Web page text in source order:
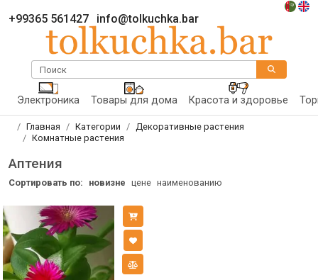
+99365 561427 info@tolkuchka.bar
Поиск
Электроника Товары для дома Красота и здоровье
Главная Категории
Декоративные растения
Комнатные растения
Аптения
Сортировать по: новизне цене наименованию